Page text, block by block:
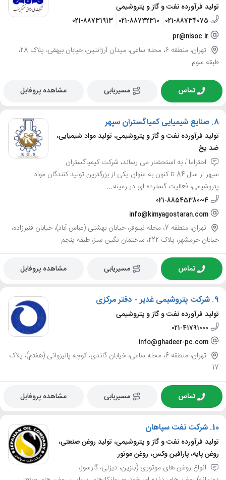
تولید فرآورده نفت و گاز و پتروشیمی
021-88734075
021-88732310
021-88731913
pr@nisoc.ir
تهران، منطقه 6، محله ساعی، میدان آرژانتین، خیابان بیهقی، پلاک 28،
طبقه سوم
تماس مسیریابی مشاهده پروفایل
8. صنایع شیمیایی کمیاگستران سپهر
تولید فرآورده نفت و گاز و پتروشیمی، تولید مواد شیمیایی،
ضد یخ
احتراما"، به استحضار می رساند، شرکت کیمیاگستران
سپهر از سال 84 تا کنون به عنوان یکی از بزرگترین تولید کنندگان مواد
پتروشیمی، فعالیت گسترده ای در زمینه...
021-88545380~4
info@kimyagostaran.com
تهران، منطقه 7، محله نیلوفر، خیابان بهشتی (عباس آباد)، خیابان قنبرزاده،
خیابان خرمشهر، پلاک 222، ساختمان نگین سبز، طبقه پنجم
تماس مسیریابی مشاهده پروفایل
9. شرکت پتروشیمی غدیر - دفتر مرکزی
تولید فرآورده نفت و گاز و پتروشیمی
021-41791000
info@ghadeer-pc.com
تهران، منطقه 6، محله ساعی، خیابان گاندی، کوچه پالیزوانی (هفتم)، پلاک
17
تماس مسیریابی مشاهده پروفایل
10. شرکت نفت سپاهان
تولید فرآورده نفت و گاز و پتروشیمی، تولید روغن صنعتی،
روغن پایه، پارافین وکس، روغن موتور
انواع روغن های موتوری (بنزین، دیزلی، گازسوز،